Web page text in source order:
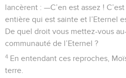
lancèrent : —C’en est assez !
entière qui est sainte et l’Eternel
De quel droit vous mettez-vous
communauté de l’Eternel ?
4 En entendant ces reproches,
terre.